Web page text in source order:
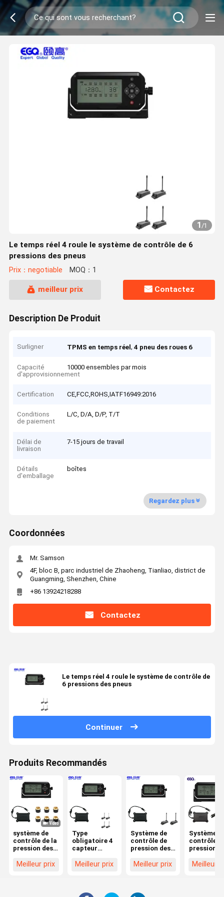
1/1
Le temps réel 4 roule le système de contrôle de 6
pressions des pneus
Prix：negotiable MOQ：1
meilleur prix Contactez
Description De Produit
Surligner TPMS en temps réel,4 pneu des roues 6
Capacité
d'approvisionnement
10000 ensembles par mois
Certification CE,FCC,ROHS,IATF16949:2016
Conditions
de paiement
L/C, D/A, D/P, T/T
Délai de
livraison
7-15 jours de travail
Détails
d'emballage
boîtes
Regardez plus
Coordonnées
Mr. Samson
4F, bloc B, parc industriel de Zhaoheng, Tianliao, district de
Guangming, Shenzhen, Chine
+86 13924218288
Contactez
Le temps réel 4 roule le système de contrôle de
6 pressions des pneus
Continuer
Produits Recommandés
système de
contrôle de la
pression des
433.92MHZ 6
Meilleur prix
Type
obligatoire 4
capteur
d'avertissement
pneu
Meilleur prix
Système de
contrôle de
pression des
pneu 6 de
203
Meilleur prix
Système
contrôle
pression
radio 4
Meilleur